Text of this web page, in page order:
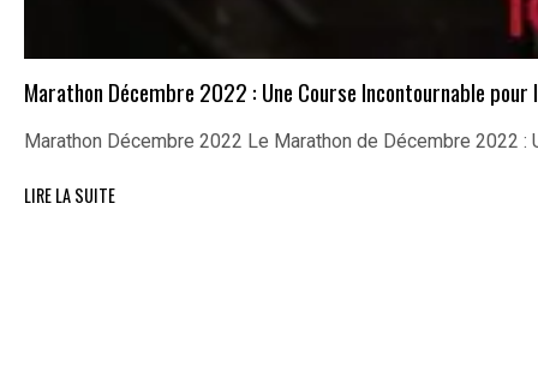
Marathon Décembre 2022 : Une Course Incontournable pour
Marathon Décembre 2022 Le Marathon de Décembre 2022
LIRE LA SUITE